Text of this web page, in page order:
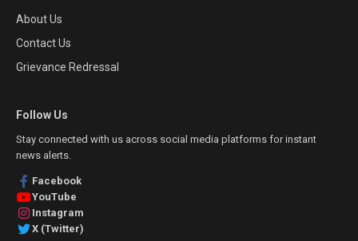
About Us
Contact Us
Grievance Redressal
Follow Us
Stay connected with us across social media platforms for instant
news alerts.
Facebook
YouTube
Instagram
X (Twitter)